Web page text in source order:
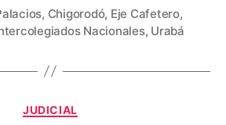
er
e
st
m
p
ar
, Chigorodó, Eje Cafetero,
Nacionales, Urabá
Categorías
JUDICIAL